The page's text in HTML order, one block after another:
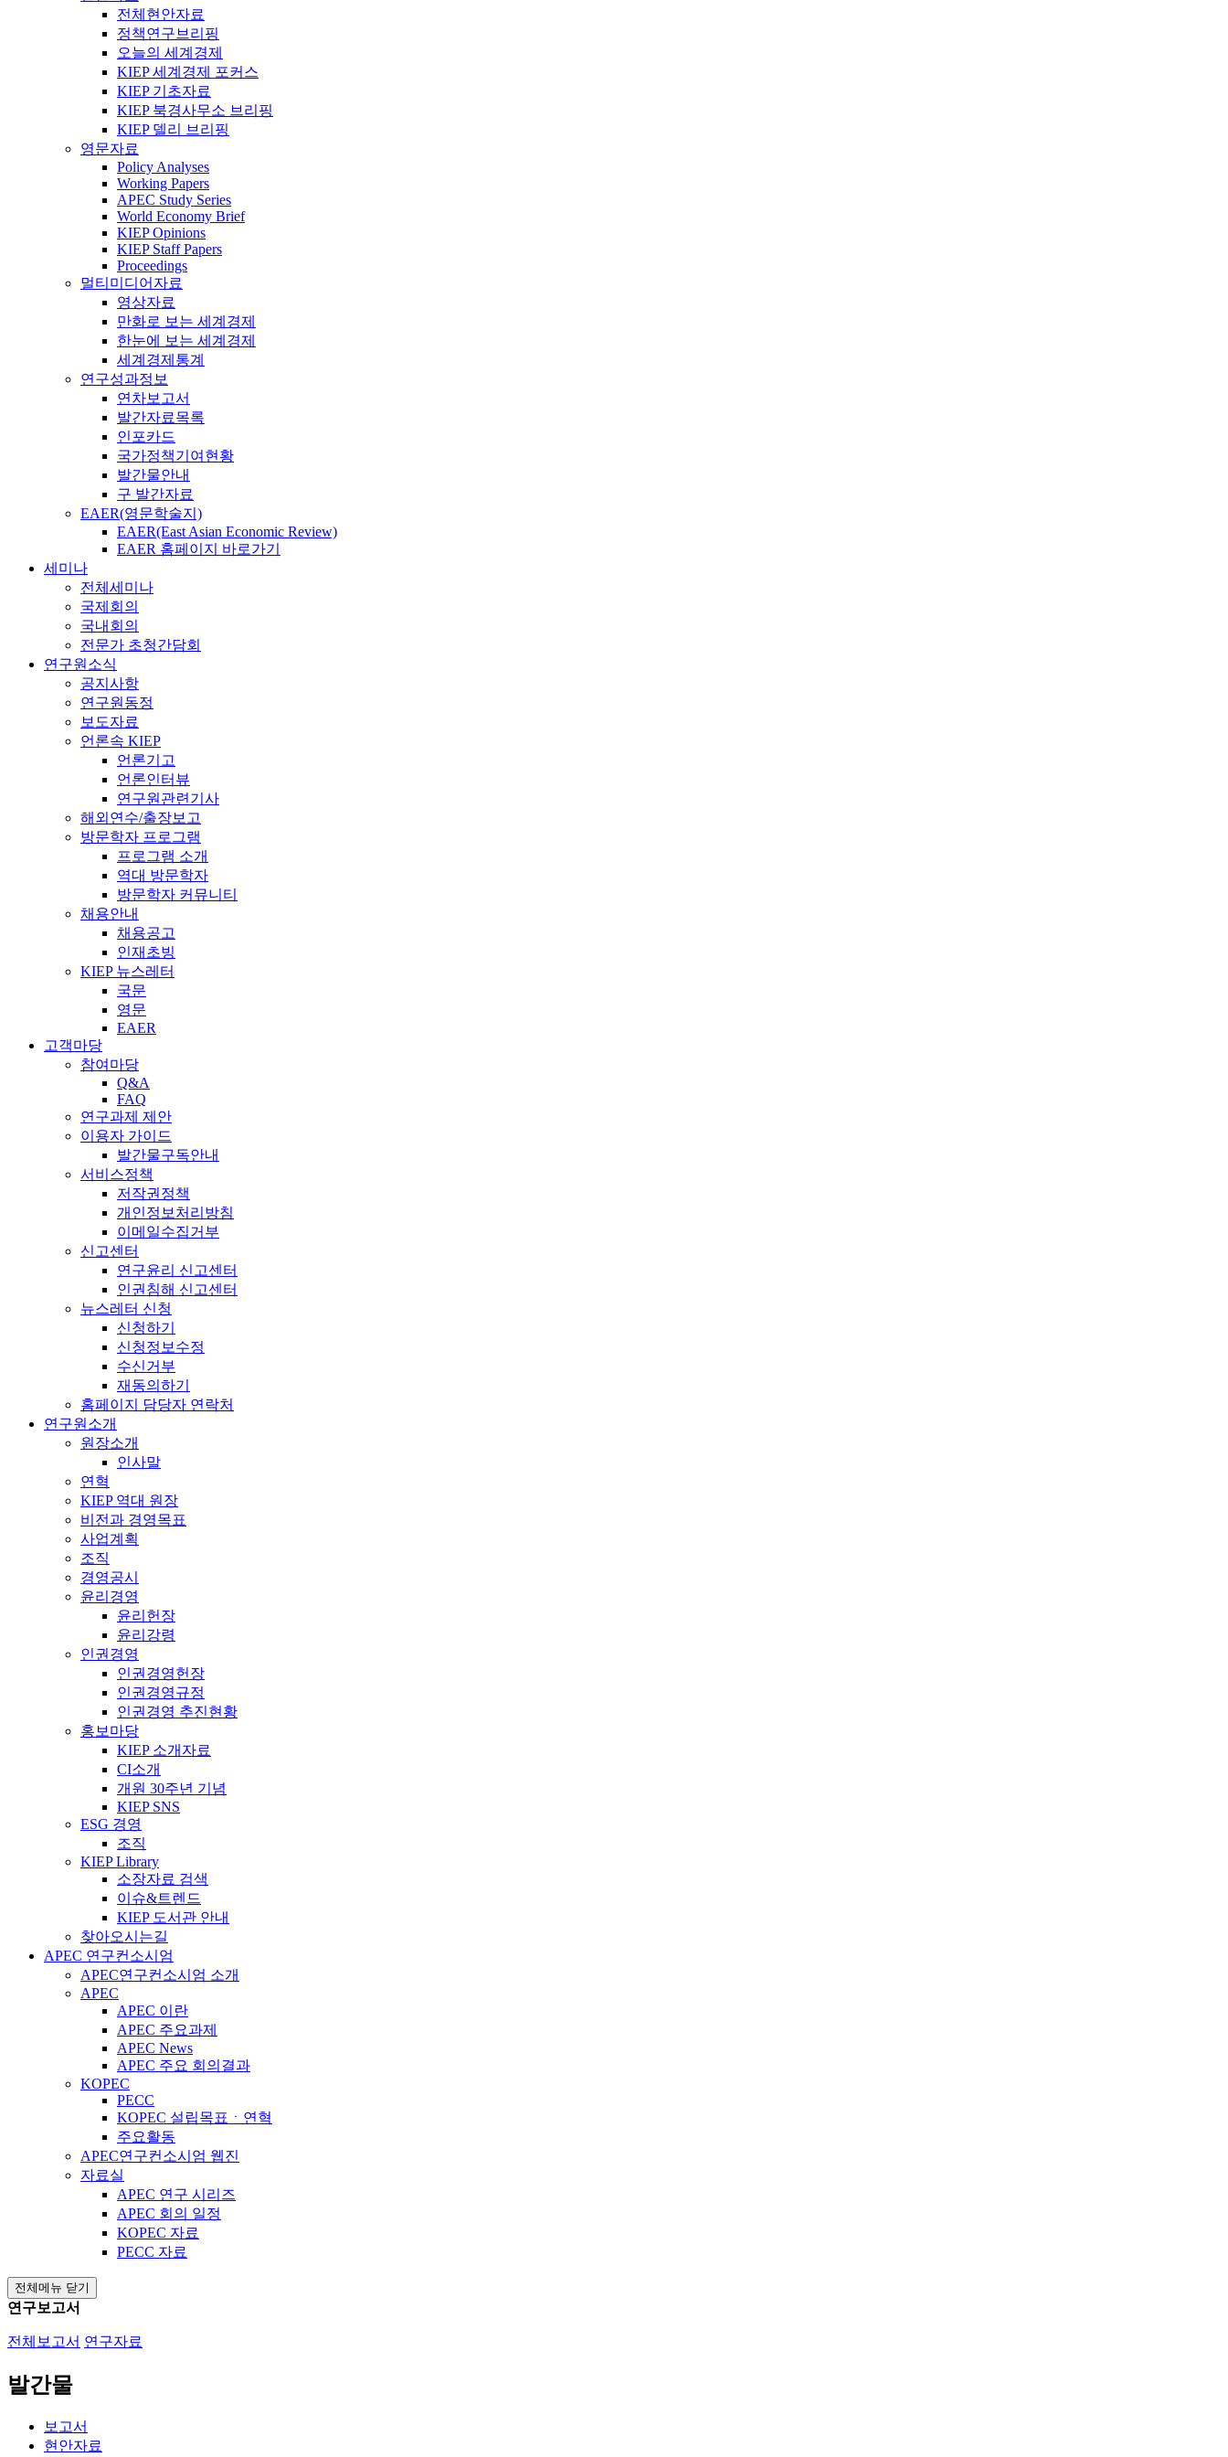
전체현안자료
정책연구브리핑
오늘의 세계경제
KIEP 세계경제 포커스
KIEP 기초자료
KIEP 북경사무소 브리핑
KIEP 델리 브리핑
영문자료
Policy Analyses
Working Papers
APEC Study Series
World Economy Brief
KIEP Opinions
KIEP Staff Papers
Proceedings
멀티미디어자료
영상자료
만화로 보는 세계경제
한눈에 보는 세계경제
세계경제통계
연구성과정보
연차보고서
발간자료목록
인포카드
국가정책기여현황
발간물안내
구 발간자료
EAER(영문학술지)
EAER(East Asian Economic Review)
EAER 홈페이지 바로가기
세미나
전체세미나
국제회의
국내회의
전문가 초청간담회
연구원소식
공지사항
연구원동정
보도자료
언론속 KIEP
언론기고
언론인터뷰
연구원관련기사
해외연수/출장보고
방문학자 프로그램
프로그램 소개
역대 방문학자
방문학자 커뮤니티
채용안내
채용공고
인재초빙
KIEP 뉴스레터
국문
영문
EAER
고객마당
참여마당
Q&A
FAQ
연구과제 제안
이용자 가이드
발간물구독안내
서비스정책
저작권정책
개인정보처리방침
이메일수집거부
신고센터
연구윤리 신고센터
인권침해 신고센터
뉴스레터 신청
신청하기
신청정보수정
수신거부
재동의하기
홈페이지 담당자 연락처
연구원소개
원장소개
인사말
연혁
KIEP 역대 원장
비전과 경영목표
사업계획
조직
경영공시
윤리경영
윤리헌장
윤리강령
인권경영
인권경영헌장
인권경영규정
인권경영 추진현황
홍보마당
KIEP 소개자료
CI소개
개원 30주년 기념
KIEP SNS
ESG 경영
조직
KIEP Library
소장자료 검색
이슈&트렌드
KIEP 도서관 안내
찾아오시는길
APEC 연구컨소시엄
APEC연구컨소시엄 소개
APEC
APEC 이란
APEC 주요과제
APEC News
APEC 주요 회의결과
KOPEC
PECC
KOPEC 설립목표ㆍ연혁
주요활동
APEC연구컨소시엄 웹진
자료실
APEC 연구 시리즈
APEC 회의 일정
KOPEC 자료
PECC 자료
전체메뉴 닫기
연구보고서
전체보고서 연구자료
발간물
보고서
현안자료